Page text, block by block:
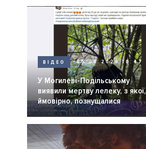
ВІДЕО 05.08.2026 10:47
У Могилеві-Подільському
виявили мертву лелеку, з якої,
ймовірно, познущалися